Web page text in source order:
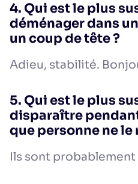
4. Qui est le plus
déménager dans
un coup de tête ?
Adieu, stabilité.
5. Qui est le plus
disparaître
que personne ne le
Ils sont